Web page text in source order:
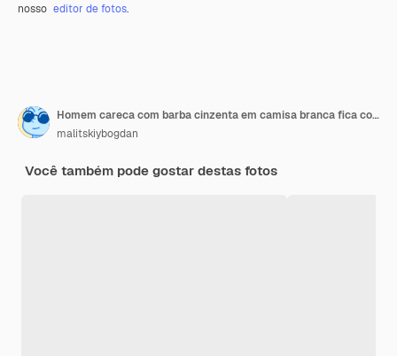
nosso editor de fotos.
Homem careca com barba cinzenta em camisa branca fica com os braços cruzados em fundo isolado amarelo e sorri
malitskiybogdan
Você também pode gostar destas fotos